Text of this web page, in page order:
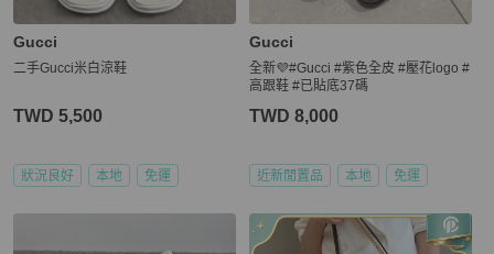
Gucci
二手Gucci米白涼鞋
TWD 5,500
狀況良好 本地 免運
Gucci
全新💜#Gucci #紫色全皮 #壓花logo #
高跟鞋 #已貼底37碼
TWD 8,000
近新閒置品 本地 免運